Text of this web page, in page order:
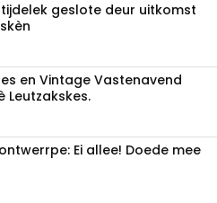
geslote deur uitkomst
en Vintage Vastenavend
Leutzakskes.
Ei allee! Doede mee